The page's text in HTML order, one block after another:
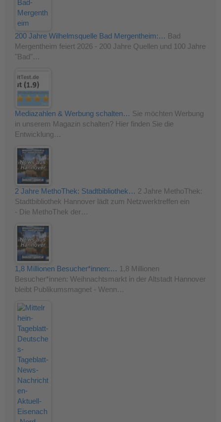
200 Jahre Wilhelmsquelle Bad Mergentheim:… Bad
Mergentheim feiert 2026 - 200 Jahre Quellen und 100 Jahre
"Bad"…
Mediazahlen & Werbung schalten… Sie möchten Werbung
in unserem Magazin schalten? Hier finden Sie die
Entwicklung…
2 Jahre MethoThek: Stadtbibliothek… 2 Jahre MethoThek:
Stadtbibliothek Hannover lädt zum Netzwerktreffen ein
- Die MethoThek der…
1,8 Millionen Besucher*innen:… 1,8 Millionen
Besucher*innen: Weihnachtsmarkt in der Altstadt Hannover
bleibt Publikumsmagnet - Wenn…